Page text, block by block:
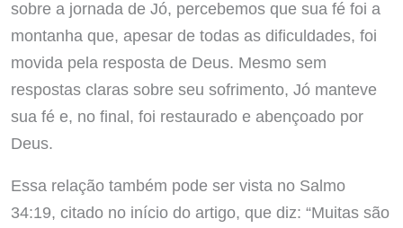
sobre a jornada de Jó, percebemos que sua fé foi a
montanha que, apesar de todas as dificuldades, foi
movida pela resposta de Deus. Mesmo sem
respostas claras sobre seu sofrimento, Jó manteve
sua fé e, no final, foi restaurado e abençoado por
Deus.
Essa relação também pode ser vista no Salmo
34:19, citado no início do artigo, que diz: “Muitas são